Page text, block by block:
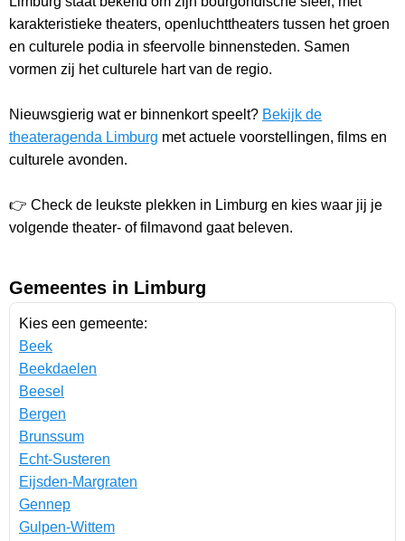
karakteristieke theaters, openluchttheaters tussen het groen
en culturele podia in sfeervolle binnensteden. Samen
vormen zij het culturele hart van de regio.
Nieuwsgierig wat er binnenkort speelt? Bekijk de
theateragenda Limburg met actuele voorstellingen, films en
culturele avonden.
👉 Check de leukste plekken in Limburg en kies waar jij je
volgende theater- of filmavond gaat beleven.
Gemeentes in Limburg
Kies een gemeente:
Beek
Beekdaelen
Beesel
Bergen
Brunssum
Echt-Susteren
Eijsden-Margraten
Gennep
Gulpen-Wittem